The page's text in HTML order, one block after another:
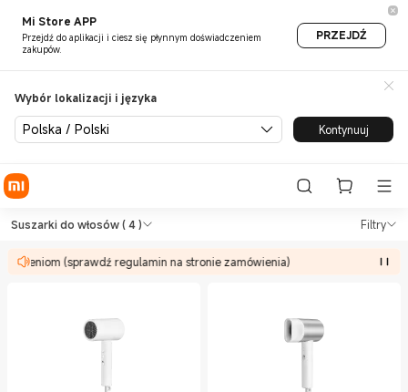
Mi Store APP
Przejdź do aplikacji i ciesz się płynnym doświadczeniem
zakupów.
PRZEJDŹ
Wybór lokalizacji i języka
Polska / Polski Kontynuuj
Shop Pielęgnacja osobista
Suszarki do włosów( 4 ) Filtry
(sprawdź regulamin na stronie zamówienia)
Shop Pielęgnacja osobista Suszarki